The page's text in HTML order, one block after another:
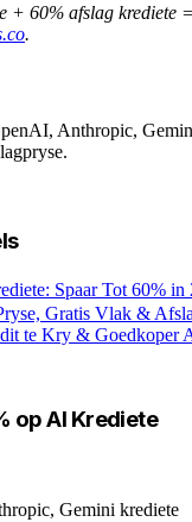
+ 60% afslag krediete
.
Anthropic,
Spaar Tot 60% in
Gratis Vlak &
te Kry & Goedkoper
op AI Krediete
Gemini krediete